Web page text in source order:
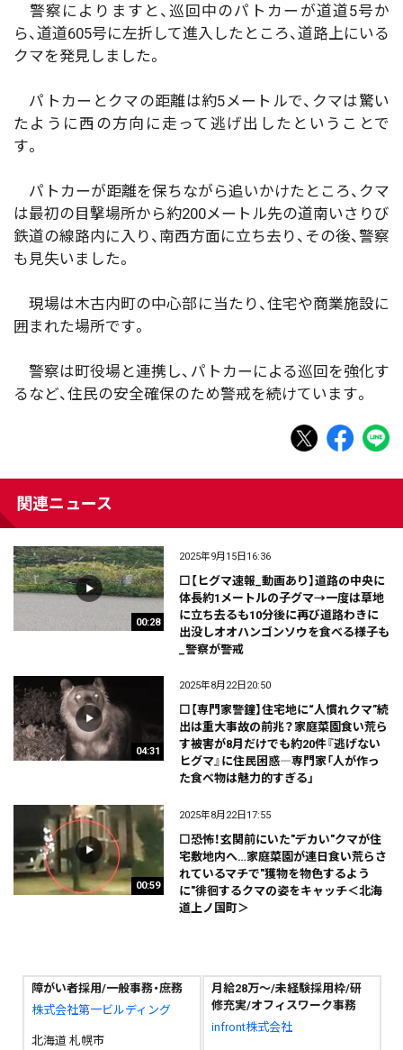
警察によりますと、巡回中のパトカーが道道5号か
ら、道道605号に左折して進入したところ、道路上にいる
クマを発見しました。
パトカーとクマの距離は約5メートルで、クマは驚い
たように西の方向に走って逃げ出したということで
す。
パトカーが距離を保ちながら追いかけたところ、クマ
は最初の目撃場所から約200メートル先の道南いさりび
鉄道の線路内に入り、南西方面に立ち去り、その後、警察
も見失いました。
現場は木古内町の中心部に当たり、住宅や商業施設に
囲まれた場所です。
警察は町役場と連携し、パトカーによる巡回を強化す
るなど、住民の安全確保のため警戒を続けています。
関連ニュース
00:28
2025年9月15日16:36
⬜【ヒグマ速報_動画あり】道路の中央に
体長約1メートルの子グマ→一度は草地
に立ち去るも10分後に再び道路わきに
出没しオオハンゴンソウを食べる様子も
_警察が警戒
04:31
2025年8月22日20:50
⬜【専門家警鐘】住宅地に“人慣れクマ”続
出は重大事故の前兆？家庭菜園食い荒ら
す被害が8月だけでも約20件『逃げない
ヒグマ』に住民困惑―専門家「人が作っ
た食べ物は魅力的すぎる」
00:59
2025年8月22日17:55
⬜恐怖！玄関前にいた"デカい"クマが住
宅敷地内へ…家庭菜園が連日食い荒らさ
れているマチで"獲物を物色するよう
に"徘徊するクマの姿をキャッチ＜北海
道上ノ国町＞
障がい者採用/一般事務・庶務
株式会社第一ビルディング
北海道 札幌市
月給28万～/未経験採用枠/研
修充実/オフィスワーク事務
infront株式会社